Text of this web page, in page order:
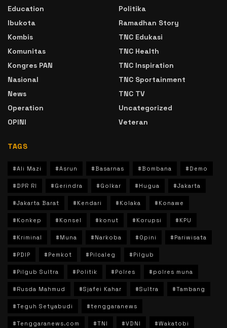
Education
Ibukota
Kombis
Komunitas
Kongres PAN
Nasional
News
Operation
OPINI
Politika
Ramadhan Story
TNC Edukasi
TNC Health
TNC Inspiration
TNC Sportainment
TNC TV
Uncategorized
Veteran
TAGS
#Ali Mazi #Asrun #Basarnas #Bombana #Demo
#DPR RI #Gerindra #Golkar #Hugua #Jakarta
#Jakarta Barat #Kendari #Kolaka #Konawe
#Konkep #Konsel #konut #Korupsi #KPU
#Kriminal #Muna #Narkoba #Opini #Pariwisata
#PDIP #Pemkot #Pilcaleg #Pilgub
#Pilgub Sultra #Politik #Polres #polres muna
#Rusda Mahmud #Sjafei Kahar #Sultra #Tambang
#Teguh Setyabudi #tenggaranews
#Tenggaranews.com #TNI #VDNI #Wakatobi